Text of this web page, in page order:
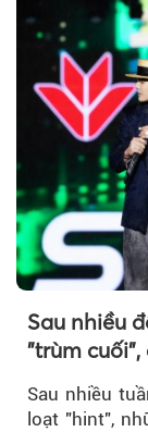
Sau nhiều
"trùm cuối",
BIGBANG
Sau nhiều
loạt "hint",